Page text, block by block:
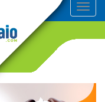
T
o
v